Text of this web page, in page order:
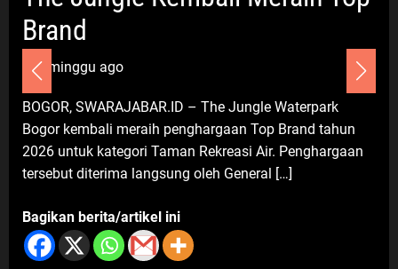
Olahraga Bersama Sespimma
Angkatan 76, Bangun Kebugaran
dan Soliditas Peserta Didik
9 Agustus 2026
Brand
1 minggu ago
BOGOR, SWARAJABAR.ID – The Jungle Waterpark
Bogor kembali meraih penghargaan Top Brand tahun
2026 untuk kategori Taman Rekreasi Air. Penghargaan
tersebut diterima langsung oleh General […]
Bagikan berita/artikel ini